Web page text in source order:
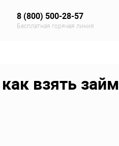
8 (800) 500-28-57
Бесплатная горячая линия
взять займ